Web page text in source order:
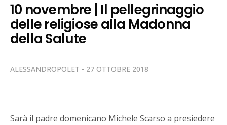
10 novembre | Il pellegrinaggio
delle religiose alla Madonna
della Salute
ALESSANDROPOLET 27 OTTOBRE 2018
Sarà il padre domenicano Michele Scarso a presiedere